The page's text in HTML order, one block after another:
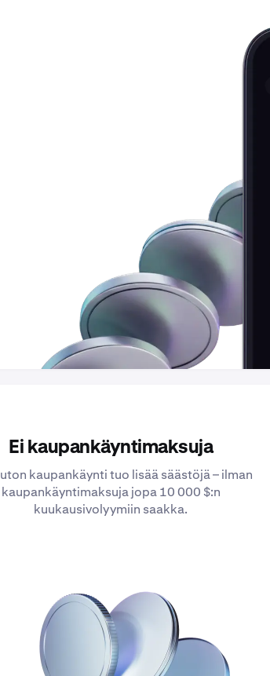
Ei kaupankäyntimaksuja
kaupankäynti tuo lisää säästöjä – ilman
kaupankäyntimaksuja jopa 10 000 $:n
kuukausivolyymiin saakka.